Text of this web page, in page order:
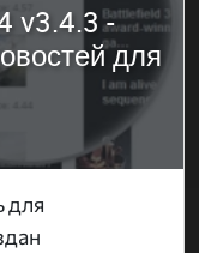
v3.4.3 -
для
для